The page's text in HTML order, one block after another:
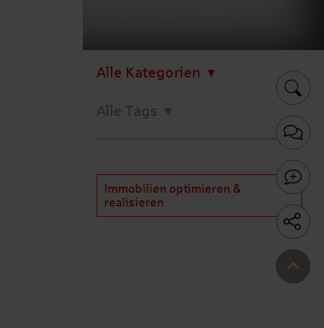
Alle Kategorien
Alle Tags
Immobilien optimieren &
realisieren